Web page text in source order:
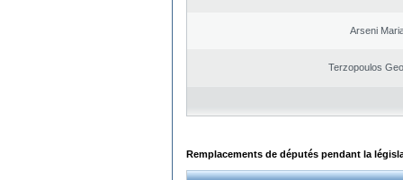
Arseni
Terzopoulos
Remplacements de députés pendant la